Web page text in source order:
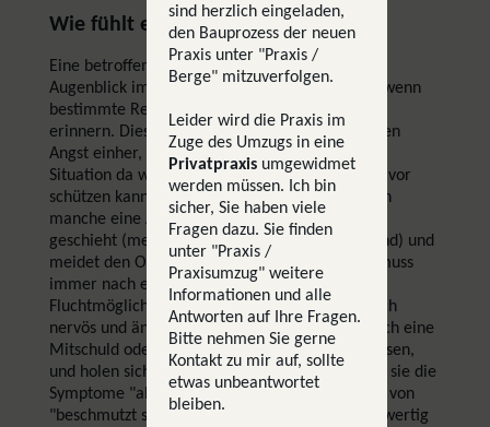
Wie fühlt es sich an?
Eine betroffene Person erlebt den belastenden
Augenblick im Kopf immer und immer wieder, wenn
bestimmte Reize ("Trigger") sie an die Situation
erinnern. Dies geht meistens mit einer intensiven
Angst einher, eben genau derjenigen die in der
Situation da war. Da man sich oft nur schwer davor
schützen kann, getriggert zu werden, entwickeln
manche eine Angst vor Plätzen, an denen dies
geschieht (meistens dort wo viele Menschen sind) und
meidet den Ort. Man findet keine Ruhe mehr, muss
immer nach einem Ausgang oder einer
Fluchtmöglichkeit Ausschau halten, und fühlt sich
nervös und ängstlich. Viele Betroffene geben sich eine
Mitschuld oder alleinige Schuld an den Ereignissen,
und holen sich keine Hilfe aus Scham, oder weil sie die
Symptome "als Strafe verdient" haben. Gefühle von
"beschmutzt sein", "wertlos sein" oder "minderwertig
sind herzlich eingeladen,
den Bauprozess der neuen
Praxis unter "Praxis /
Berge" mitzuverfolgen.
Leider wird die Praxis im
Zuge des Umzugs in eine
Privatpraxis umgewidmet
werden müssen. Ich bin
sicher, Sie haben viele
Fragen dazu. Sie finden
unter "Praxis /
Praxisumzug" weitere
Informationen und alle
Antworten auf Ihre Fragen.
Bitte nehmen Sie gerne
Kontakt zu mir auf, sollte
etwas unbeantwortet
bleiben.